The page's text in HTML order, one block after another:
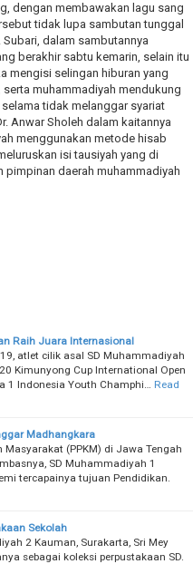
dengan membawakan lagu sang
tidak lupa sambutan tunggal
dalam sambutannya
berakhir sabtu kemarin, selain itu
mengisi selingan hiburan yang
muhammadiyah mendukung
tidak melanggar syariat
Anwar Sholeh dalam kaitannya
menggunakan metode hisab
isi tausiyah yang di
daerah muhammadiyah
Raih Juara Internasional
atlet cilik asal SD Muhammadiyah
Kimunyong Cup International Open
Indonesia Youth Champhi…
Read
Madhangkara
(PPKM) di Jawa Tengah
SD Muhammadiyah 1
tercapainya tujuan Pendidikan.
Sekolah
2 Kauman, Surakarta, Sri Mey
sebagai koleksi perpustakaan SD.